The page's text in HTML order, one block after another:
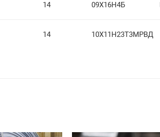
14 09Х16Н4Б
14 10Х11Н23Т3МРВД